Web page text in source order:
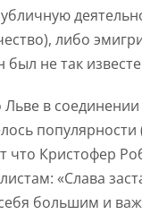
либо
был не так
Льве в
что Кристофер
«Слава
себя большим и